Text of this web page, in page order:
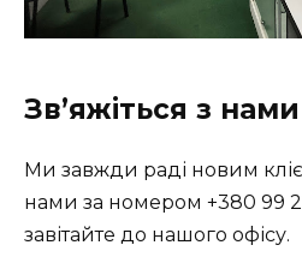
Зв’яжіться з нами
Ми завжди раді новим
нами за номером +380 99
завітайте до нашого офісу.